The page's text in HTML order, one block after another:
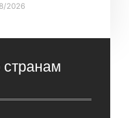
2026
странам